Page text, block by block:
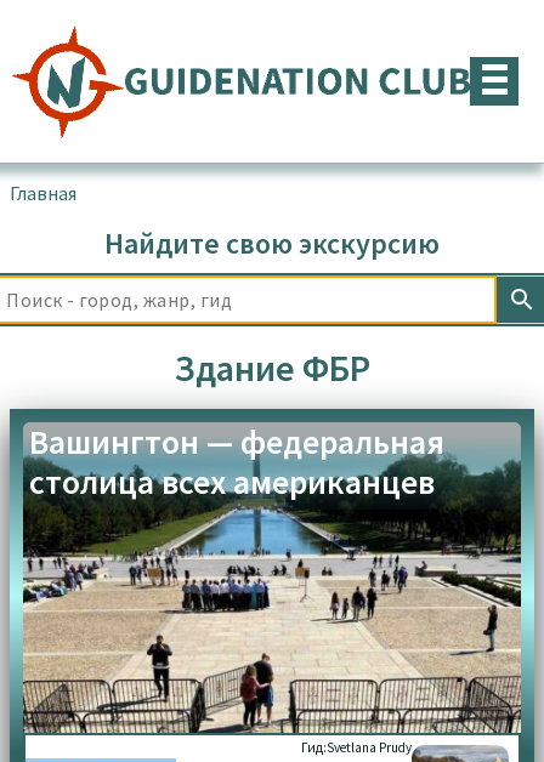
содержимому
Главная
Найдите свою экскурсию
Здание ФБР
Вашингтон — федеральная
столица всех американцев
Гид:Svetlana Prudy